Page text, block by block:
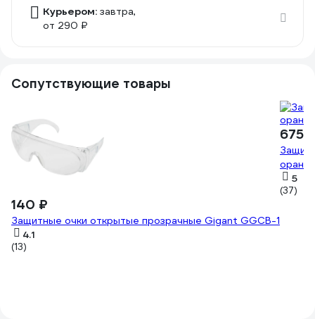
Курьером: завтра,
от 290 ₽
Сопутствующие товары
140 ₽
Защитные очки открытые прозрачные Gigant GGСB-1
4.1
(13)
675
5
(37)